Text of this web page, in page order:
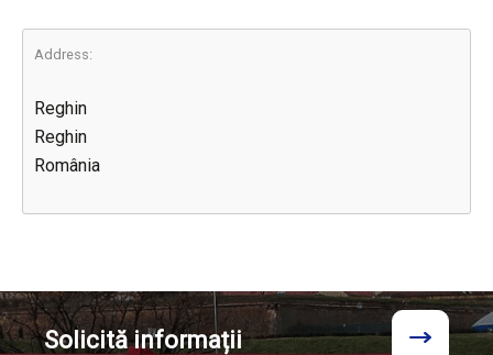
Address:
Reghin
Reghin
România
Solicităinformații